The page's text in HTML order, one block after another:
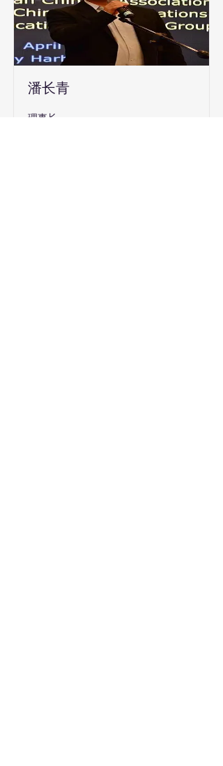
潘长青
理事长